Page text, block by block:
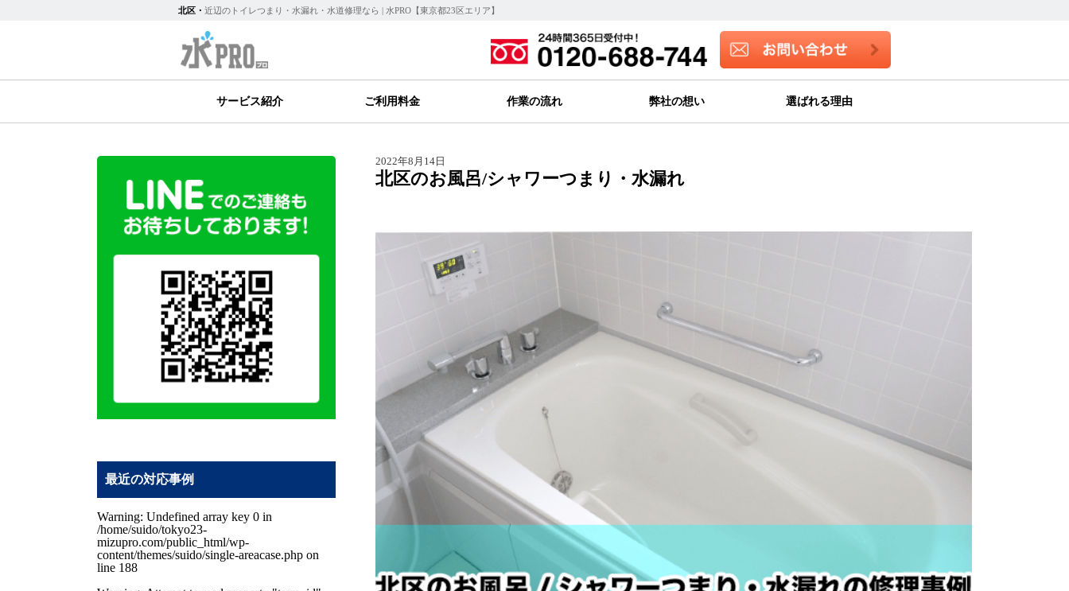
北区・近辺のトイレつまり・水漏れ・水道修理なら | 水PRO【東京都23区エリア】
サービス紹介 ご利用料金 作業の流れ 弊社の想い 選ばれる理由
2022年8月14日
北区のお風呂/シャワーつまり・水漏れ
最近の対応事例
Warning: Undefined array key 0 in
/home/suido/tokyo23-
mizupro.com/public_html/wp-
content/themes/suido/single-areacase.php on
line 188